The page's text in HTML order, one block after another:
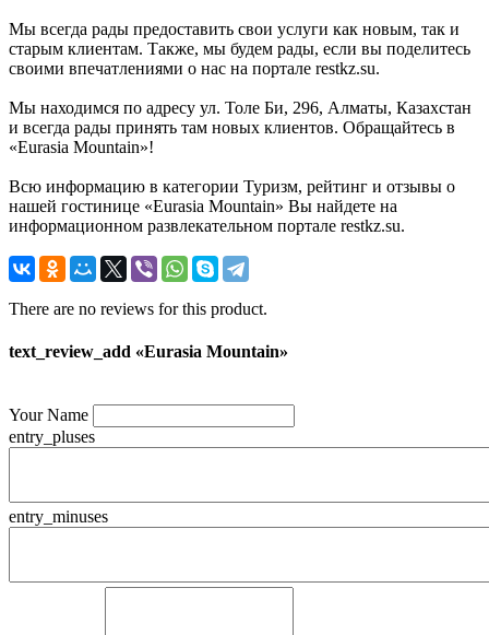
Мы всегда рады предоставить свои услуги как новым, так и
старым клиентам. Также, мы будем рады, если вы поделитесь
своими впечатлениями о нас на портале restkz.su.
Мы находимся по адресу ул. Толе Би, 296, Алматы, Казахстан
и всегда рады принять там новых клиентов. Обращайтесь в
«Eurasia Mountain»!
Всю информацию в категории Туризм, рейтинг и отзывы о
нашей гостинице «Eurasia Mountain» Вы найдете на
информационном развлекательном портале restkz.su.
There are no reviews for this product.
text_review_add «Eurasia Mountain»
Your Name
entry_pluses
entry_minuses